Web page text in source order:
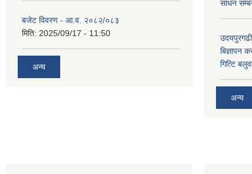
बजेट विवरण - आ.व. २०८२/०८३
मिति: 2025/09/17 - 11:50
अन्य
साधन
उदयपुरगढी
बिज्ञापन
गित्टि
अन्य